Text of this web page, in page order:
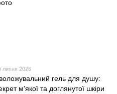
липня 2026
гель для душу:
м'якої та доглянутої шкіри